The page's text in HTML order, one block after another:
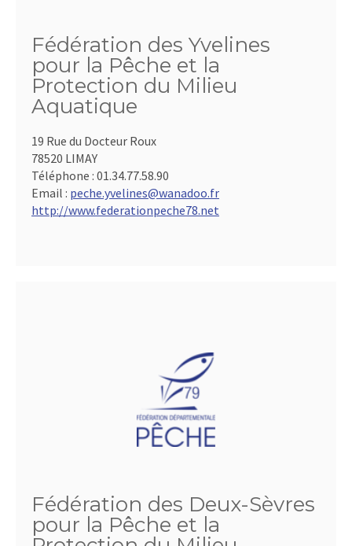
Fédération des Yvelines
pour la Pêche et la
Protection du Milieu
Aquatique
19 Rue du Docteur Roux
78520 LIMAY
Téléphone : 01.34.77.58.90
Email : peche.yvelines@wanadoo.fr
http://www.federationpeche78.net
Fédération des Deux-Sèvres
pour la Pêche et la